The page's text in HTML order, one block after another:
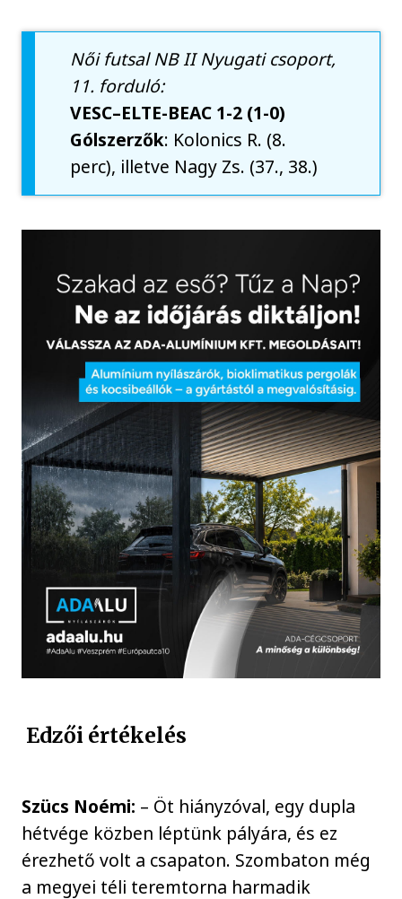
Női futsal NB II Nyugati csoport,
11. forduló:
VESC–ELTE-BEAC 1-2 (1-0)
Gólszerzők: Kolonics R. (8.
perc), illetve Nagy Zs. (37., 38.)
Edzői értékelés
Szücs Noémi: – Öt hiányzóval, egy dupla
hétvége közben léptünk pályára, és ez
érezhető volt a csapaton. Szombaton még
a megyei téli teremtorna harmadik